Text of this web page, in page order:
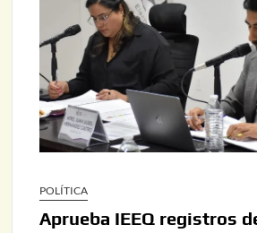
POLÍTICA
Aprueba IEEQ registros